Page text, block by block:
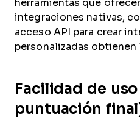
herramientas que
integraciones nativas,
acceso API para crear
personalizadas
Facilidad de uso
puntuación